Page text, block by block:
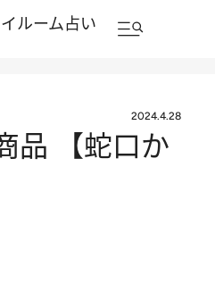
ルーム占い
2024.4.28
品 【蛇口か